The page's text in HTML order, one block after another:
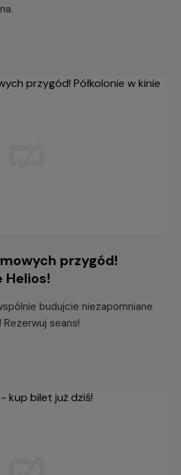
przygód!
Helios!
budujcie niezapomniane
seans!